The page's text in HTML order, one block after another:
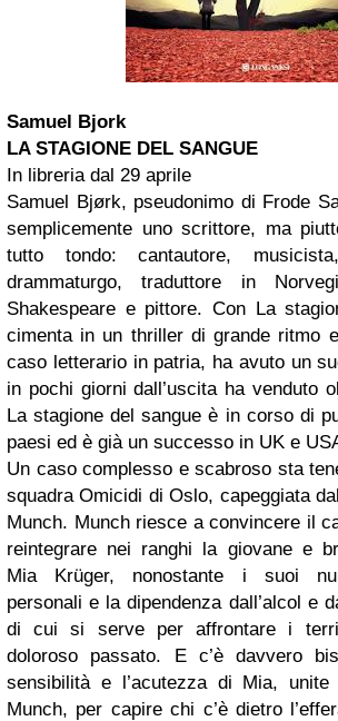
Samuel Bjork
LA STAGIONE DEL SANGUE
In libreria dal 29 aprile
Samuel Bjørk, pseudonimo di Frode
semplicemente uno scrittore, ma
tutto tondo: cantautore,
drammaturgo, traduttore in
Shakespeare e pittore. Con La
cimenta in un thriller di grande ritmo
caso letterario in patria, ha avuto un
in pochi giorni dall’uscita ha venduto
La stagione del sangue è in corso di
paesi ed è già un successo in UK e
Un caso complesso e scabroso sta
squadra Omicidi di Oslo, capeggiata
Munch. Munch riesce a convincere il
reintegrare nei ranghi la giovane e
Mia Krüger, nonostante i suoi
personali e la dipendenza dall’alcol e
di cui si serve per affrontare i
doloroso passato. E c’è davvero
sensibilità e l’acutezza di Mia, unite
Munch, per capire chi c’è dietro